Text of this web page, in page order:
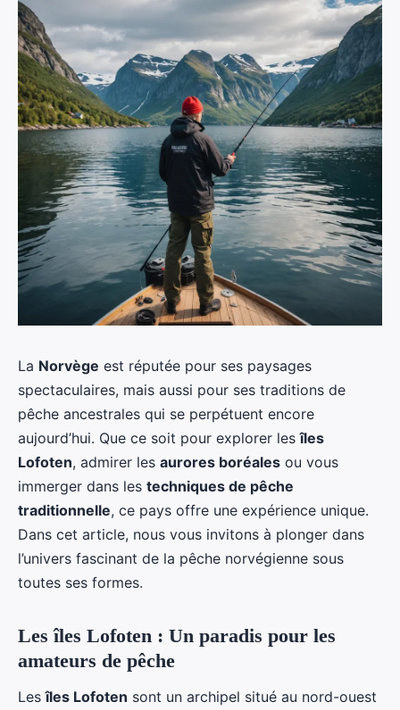
La Norvège est réputée pour ses paysages
spectaculaires, mais aussi pour ses traditions de
pêche ancestrales qui se perpétuent encore
aujourd’hui. Que ce soit pour explorer lesîles
Lofoten, admirer les aurores boréales ou vous
immerger dans les techniques de pêche
traditionnelle, ce pays offre une expérience unique.
Dans cet article, nous vous invitons à plonger dans
l’univers fascinant de la pêche norvégienne sous
toutes ses formes.
Les îles Lofoten : Un paradis pour les
amateurs de pêche
Lesîles Lofoten sont un archipel situé au nord-ouest